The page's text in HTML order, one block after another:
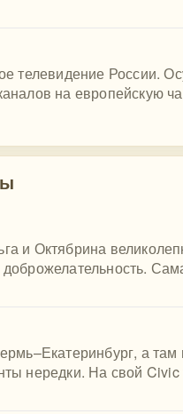
телевидение России.
на европейскую
и Октябрина
а
нередки. На свой